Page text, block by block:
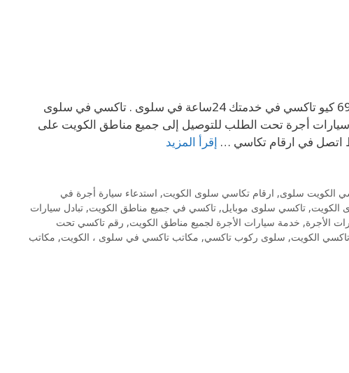
تاكسي في خدمتك 24ساعة في سلوى تاكسي الكويت . 69694241 كيو تاكسي في خدمتك 24ساعة في سلوى . تاكسي في سلوى
أجرة تحت الطلب للتوصيل إلى جميع مناطق الكويت على
اتصل في ارقام تكاسي … إقرأ المزيد
الكويت سلوى, ارقام تكاسي سلوى الكويت, استدعاء سيارة أجرة في
الكويت, تاكسي سلوى موبايل, تاكسي في جميع مناطق الكويت, تبادل سيارات
الأجرة, خدمة سيارات الأجرة لجميع مناطق الكويت, رقم تاكسي تحت
الكويت, سلوى ركوب تاكسي, مكاتب تاكسي في سلوى ، الكويت, مكاتب